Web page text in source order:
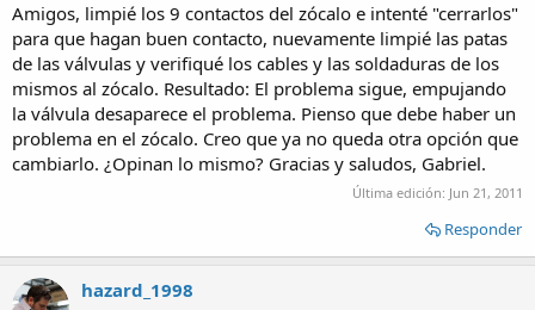
Amigos, limpié los 9 contactos del zócalo e intenté "cerrarlos"
para que hagan buen contacto, nuevamente limpié las patas
de las válvulas y verifiqué los cables y las soldaduras de los
mismos al zócalo. Resultado: El problema sigue, empujando
la válvula desaparece el problema. Pienso que debe haber un
problema en el zócalo. Creo que ya no queda otra opción que
cambiarlo. ¿Opinan lo mismo? Gracias y saludos, Gabriel.
Última edición: Jun 21, 2011
Responder
hazard_1998